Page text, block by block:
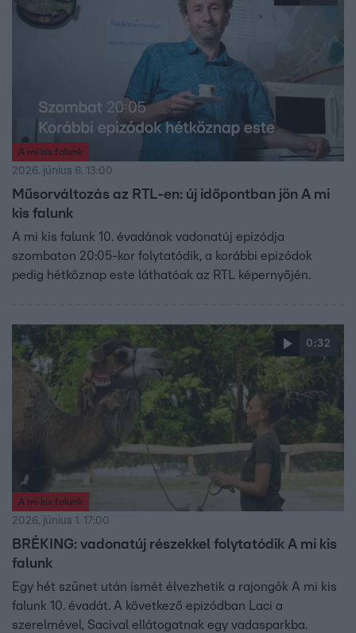
A mi kis falunk
2026. június 6. 13:00
Műsorváltozás az RTL-en: új időpontban jön A mi
kis falunk
A mi kis falunk 10. évadának vadonatúj epizódja
szombaton 20:05-kor folytatódik, a korábbi epizódok
pedig hétköznap este láthatóak az RTL képernyőjén.
0:32
A mi kis falunk
2026. június 1. 17:00
BRÉKING: vadonatúj részekkel folytatódik A mi kis
falunk
Egy hét szünet után ismét élvezhetik a rajongók A mi kis
falunk 10. évadát. A következő epizódban Laci a
szerelmével, Sacival ellátogatnak egy vadasparkba.